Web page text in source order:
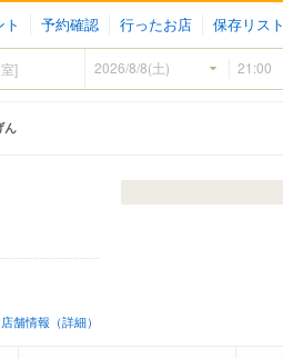
予約確認 行ったお店 保存リスト
ん
店舗情報（詳細）